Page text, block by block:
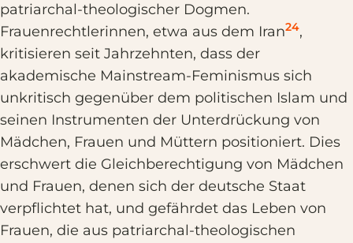
patriarchal-theologischer Dogmen.
Frauenrechtlerinnen, etwa aus dem Iran24,
kritisieren seit Jahrzehnten, dass der
akademische Mainstream-Feminismus sich
unkritisch gegenüber dem politischen Islam und
seinen Instrumenten der Unterdrückung von
Mädchen, Frauen und Müttern positioniert. Dies
erschwert die Gleichberechtigung von Mädchen
und Frauen, denen sich der deutsche Staat
verpflichtet hat, und gefährdet das Leben von
Frauen, die aus patriarchal-theologischen